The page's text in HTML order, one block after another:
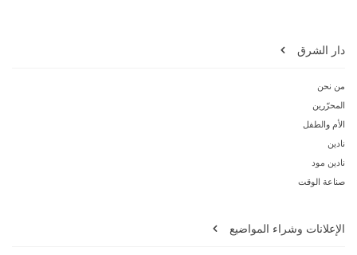
دار الشرق
من نحن
المحرّرين
الأم والطفل
نادين
نادين مود
صناعة الوقت
الإعلانات وشراء المواضيع